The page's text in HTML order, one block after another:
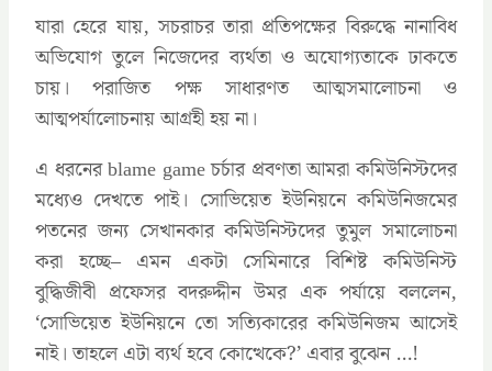
যারা হেরে যায়, সচরাচর তারা প্রতিপক্ষের বিরুদ্ধে নানাবিধ
অভিযোগ তুলে নিজেদের ব্যর্থতা ও অযোগ্যতাকে ঢাকতে
চায়। পরাজিত পক্ষ সাধারণত আত্মসমালোচনা ও
আত্মপর্যালোচনায় আগ্রহী হয় না।
এ ধরনের blame game চর্চার প্রবণতা আমরা কমিউনিস্টদের
মধ্যেও দেখতে পাই। সোভিয়েত ইউনিয়নে কমিউনিজমের
পতনের জন্য সেখানকার কমিউনিস্টদের তুমুল সমালোচনা
করা হচ্ছে– এমন একটা সেমিনারে বিশিষ্ট কমিউনিস্ট
বুদ্ধিজীবী প্রফেসর বদরুদ্দীন উমর এক পর্যায়ে বললেন,
‘সোভিয়েত ইউনিয়নে তো সত্যিকারের কমিউনিজম আসেই
নাই। তাহলে এটা ব্যর্থ হবে কোত্থেকে?’ এবার বুঝেন …!